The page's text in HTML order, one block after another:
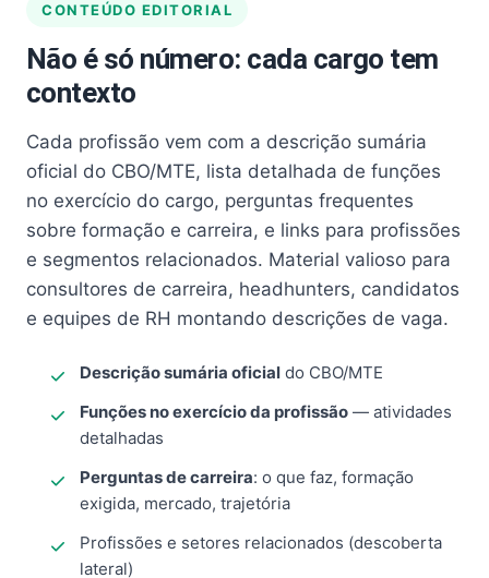
CONTEÚDO EDITORIAL
Não é só número: cada cargo tem
contexto
Cada profissão vem com a descrição sumária
oficial do CBO/MTE, lista detalhada de funções
no exercício do cargo, perguntas frequentes
sobre formação e carreira, e links para profissões
e segmentos relacionados. Material valioso para
consultores de carreira, headhunters, candidatos
e equipes de RH montando descrições de vaga.
Descrição sumária oficial do CBO/MTE
Funções no exercício da profissão — atividades
detalhadas
Perguntas de carreira: o que faz, formação
exigida, mercado, trajetória
Profissões e setores relacionados (descoberta
lateral)